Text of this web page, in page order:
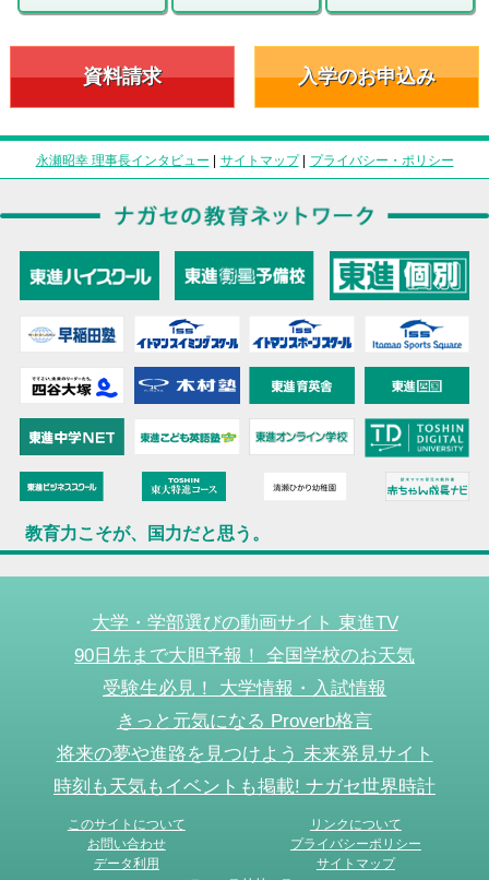
資料請求 入学のお申込み
永瀬昭幸 理事長インタビュー | サイトマップ| プライバシー・ポリシー
教育力こそが、国力だと思う。
大学・学部選びの動画サイト 東進TV
90日先まで大胆予報！ 全国学校のお天気
受験生必見！ 大学情報・入試情報
きっと元気になる Proverb格言
将来の夢や進路を見つけよう 未来発見サイト
時刻も天気もイベントも掲載! ナガセ世界時計
このサイトについて
リンクについて
お問い合わせ
プライバシーポリシー
データ利用
サイトマップ